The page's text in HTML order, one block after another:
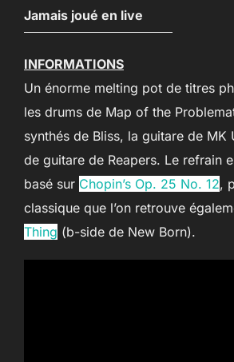
Jamais joué en live
INFORMATIONS
Un énorme melting pot de titres
les drums de Map of the
synthés de Bliss, la guitare de MK
de guitare de Reapers. Le refrain
basé sur Chopin’s Op. 25 No. 12,
classique que l’on retrouve
Thing (b-side de New Born).